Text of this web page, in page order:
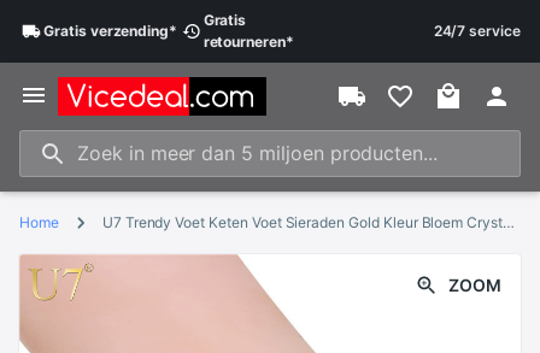
Gratisverzending*
Gratis
retourneren*
24/7 service
Home U7 Trendy Voet Keten Voet Sieraden Gold Kleur Bloem Crystal Link Chain Enkelbandjes Voor Vrouwen A322
ZOOM